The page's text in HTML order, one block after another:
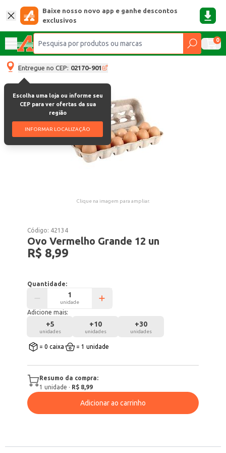
Baixe nosso novo app e ganhe descontos
exclusivos
0
Entregue no CEP: 02170-901
Escolha uma loja ou informe seu
CEP para ver ofertas da sua
região
INFORMAR LOCALIZAÇÃO
Clique na imagem para ampliar.
Código: 42134
Ovo Vermelho Grande 12 un
R$ 8,99
Quantidade:
unidade
Adicione mais:
+5
unidades
+10
unidades
+30
unidades
= 0 caixa = 1 unidade
Resumo da compra:
1 unidade · R$ 8,99
Adicionar ao carrinho